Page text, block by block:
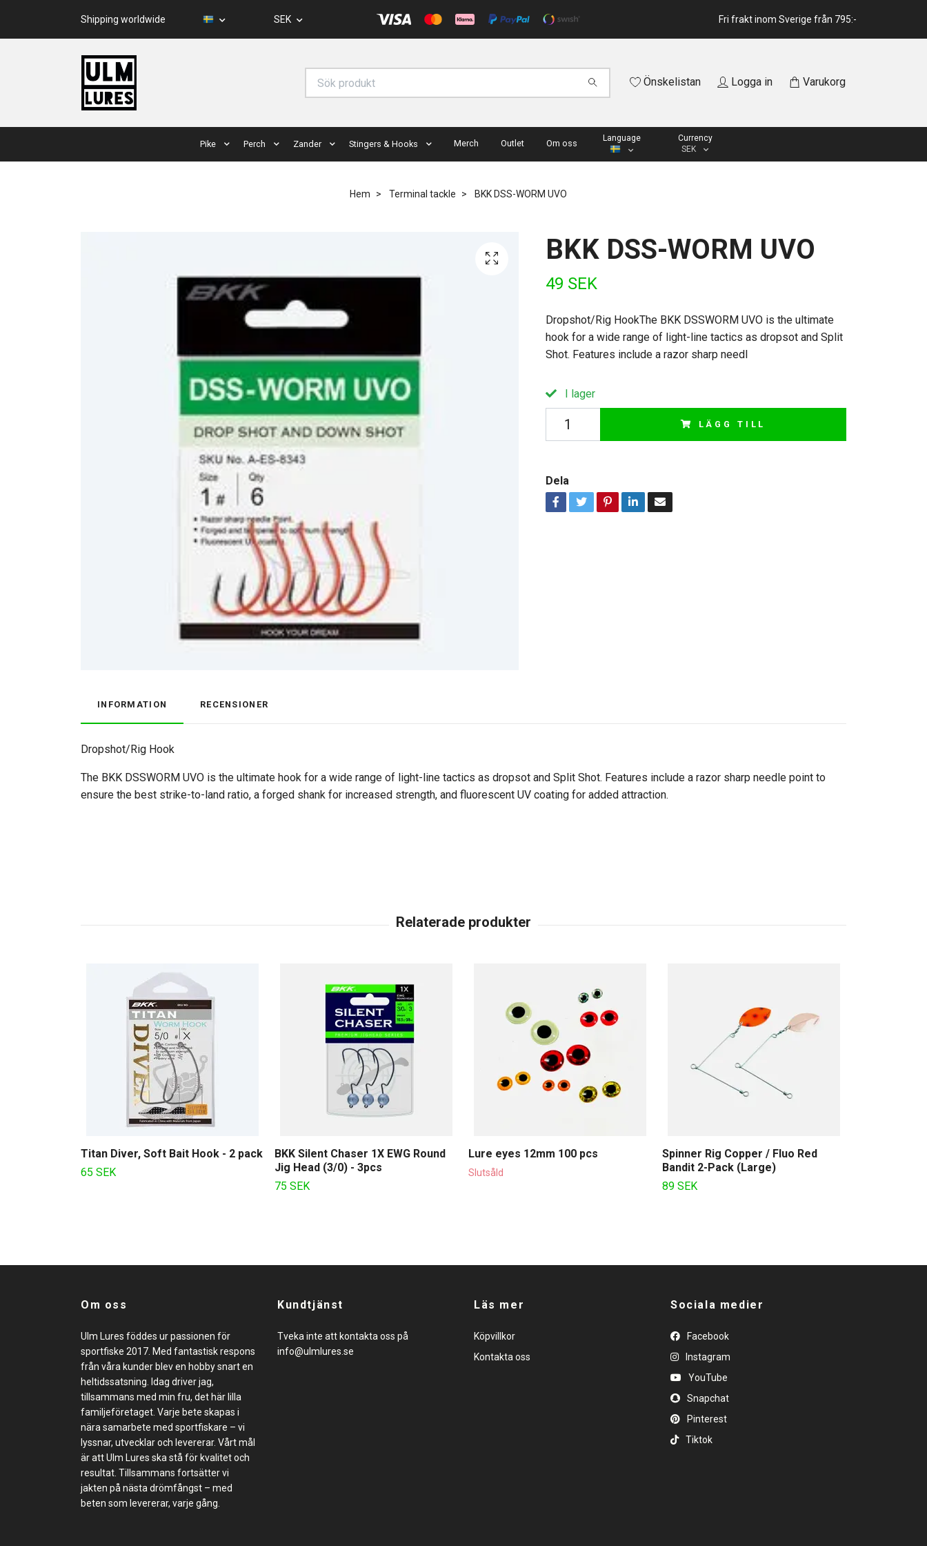
Shipping worldwide SEK Fri frakt inom Sverige från 795:-
Önskelistan Logga in Varukorg
Pike Perch Zander Stingers & Hooks Merch Outlet Om oss Language
Currency
SEK
Hem Terminal tackle BKK DSS-WORM UVO
BKK DSS-WORM UVO
49 SEK
Dropshot/Rig HookThe BKK DSSWORM UVO is the ultimate
hook for a wide range of light-line tactics as dropsot and Split
Shot. Features include a razor sharp needl
I lager
LÄGG TILL
Dela
INFORMATION RECENSIONER
Dropshot/Rig Hook
The BKK DSSWORM UVO is the ultimate hook for a wide range of light-line tactics as dropsot and Split Shot. Features include a razor sharp needle point to
ensure the best strike-to-land ratio, a forged shank for increased strength, and fluorescent UV coating for added attraction.
Titan Diver, Soft Bait Hook - 2 pack
65 SEK
BKK Silent Chaser 1X EWG Round
Jig Head (3/0) - 3pcs
75 SEK
Lure eyes 12mm 100 pcs
Slutsåld
Spinner Rig Copper / Fluo Red
Bandit 2-Pack (Large)
89 SEK
Om oss
Ulm Lures föddes ur passionen för
sportfiske 2017. Med fantastisk respons
från våra kunder blev en hobby snart en
heltidssatsning. Idag driver jag,
tillsammans med min fru, det här lilla
familjeföretaget. Varje bete skapas i
nära samarbete med sportfiskare – vi
lyssnar, utvecklar och levererar. Vårt mål
är att Ulm Lures ska stå för kvalitet och
resultat. Tillsammans fortsätter vi
jakten på nästa drömfångst – med
beten som levererar, varje gång.
Kundtjänst
Tveka inte att kontakta oss på
info@ulmlures.se
Läs mer
Köpvillkor
Kontakta oss
Sociala medier
Facebook
Instagram
YouTube
Snapchat
Pinterest
Tiktok